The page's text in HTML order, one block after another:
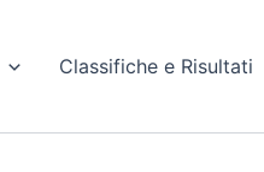
Classifiche e Risultati